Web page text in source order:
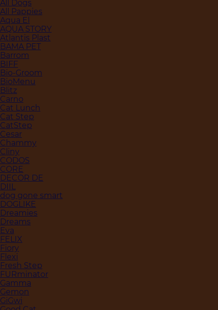
All Dogs
All Pappies
Aqua El
AQUA STORY
Atlantis Plast
BAMA PET
Barrom
BIFF
Bio-Groom
BioMenu
Blitz
Carno
Cat Lunch
Cat Step
CatStep
Cesar
Chammy
Cliny
CODOS
CORE
DECOR DE
DIIL
dog gone smart
DOGLIKE
Dreamies
Dreams
Eva
FELIX
Fiory
Flexi
Fresh Step
FURminator
Gamma
Gemon
GiGwi